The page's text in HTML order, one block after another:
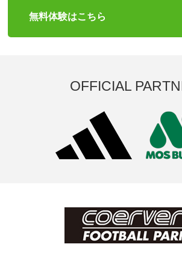
無料体験はこちら
OFFICIAL